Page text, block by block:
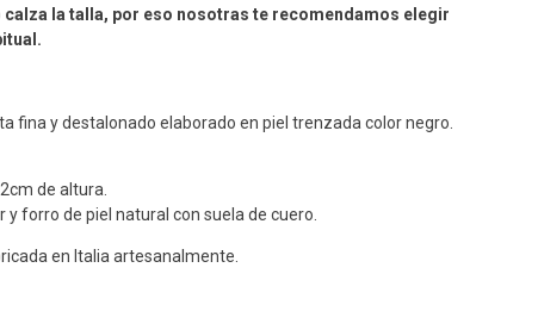
calza la talla, por eso nosotras te recomendamos elegir
fina y destalonado elaborado en piel trenzada color negro.
de altura.
y forro de piel natural con suela de cuero.
en Italia artesanalmente.